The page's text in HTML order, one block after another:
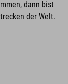
dann bist
der Welt.